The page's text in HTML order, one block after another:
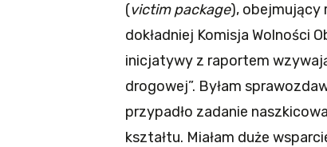
(victim package), obejmujący
dokładniej Komisja Wolności
inicjatywy z raportem
drogowej”. Byłam
przypadło zadanie
kształtu. Miałam duże